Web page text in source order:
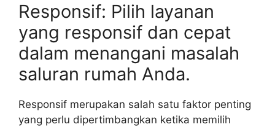
Responsif: Pilih layanan
yang responsif dan cepat
dalam menangani masalah
saluran rumah Anda.
Responsif merupakan salah satu faktor penting
yang perlu dipertimbangkan ketika memilih